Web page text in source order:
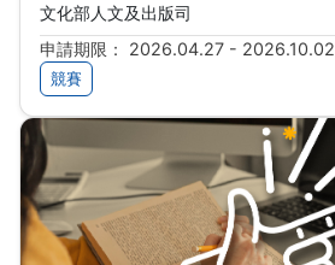
文化部人文及出版司
申請期限： 2026.04.27 - 2026.10.02
競賽